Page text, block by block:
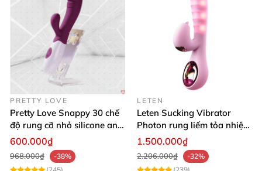
PRETTY LOVE
Pretty Love Snappy 30 chế
độ rung cỡ nhỏ silicone an
toàn pin AAA dễ dùng
600.000₫
968.000₫
-38%
LETEN
Leten Sucking Vibrator
Photon rung liếm tỏa nhiệt
pin sạc cao cấp
1.500.000₫
2.206.000₫
-32%